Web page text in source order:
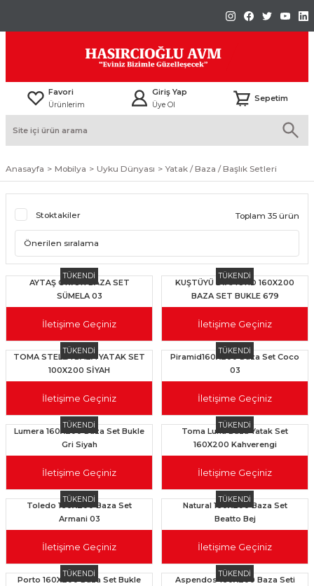
Favori
Ürünlerim
Giriş Yap
Üye Ol
Sepetim
Anasayfa Mobilya Uyku Dünyası Yatak / Baza / Başlık Setleri
Stoktakiler Toplam 35 ürün
TÜKENDİ
AYTAŞ ORİON BAZA SET
SÜMELA 03
İletişime Geçiniz
TÜKENDİ
KUŞTÜYÜ DİAMOND 160X200
BAZA SET BUKLE 679
İletişime Geçiniz
TÜKENDİ
TOMA STELLA BAZA YATAK SET
100X200 SİYAH
İletişime Geçiniz
TÜKENDİ
Piramid160X200 Baza Set Coco
03
İletişime Geçiniz
TÜKENDİ
Lumera 160X200 Baza Set Bukle
Gri Siyah
İletişime Geçiniz
TÜKENDİ
Toma Luna Baza Yatak Set
160X200 Kahverengi
İletişime Geçiniz
TÜKENDİ
Toledo 160X200 Baza Set
Armani 03
İletişime Geçiniz
TÜKENDİ
Natural 160X200 Baza Set
Beatto Bej
İletişime Geçiniz
TÜKENDİ
Porto 160X200 Baza Set Bukle
TÜKENDİ
Aspendos 160X200 Baza Seti